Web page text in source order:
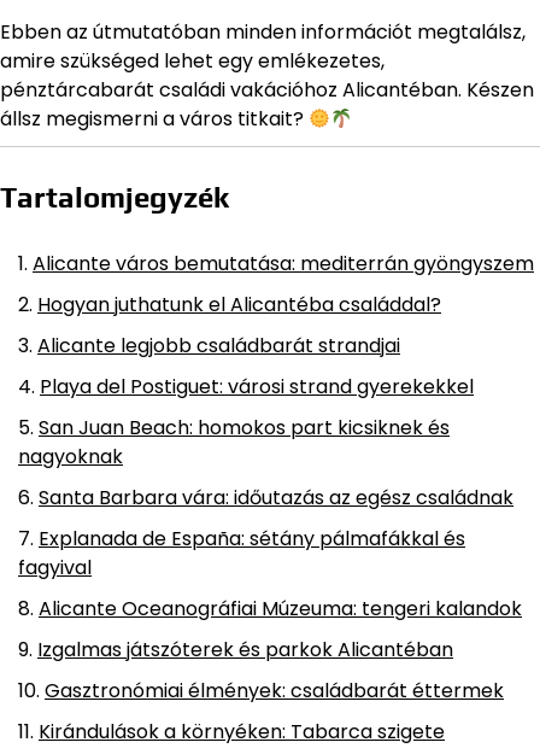
Ebben az útmutatóban minden információt megtalálsz,
amire szükséged lehet egy emlékezetes,
pénztárcabarát családi vakációhoz Alicantéban. Készen
állsz megismerni a város titkait?
Tartalomjegyzék
Alicante város bemutatása: mediterrán gyöngyszem
Hogyan juthatunk el Alicantéba családdal?
Alicante legjobb családbarát strandjai
Playa del Postiguet: városi strand gyerekekkel
San Juan Beach: homokos part kicsiknek és
nagyoknak
Santa Barbara vára: időutazás az egész családnak
Explanada de España: sétány pálmafákkal és
fagyival
Alicante Oceanográfiai Múzeuma: tengeri kalandok
Izgalmas játszóterek és parkok Alicantéban
Gasztronómiai élmények: családbarát éttermek
Kirándulások a környéken: Tabarca szigete